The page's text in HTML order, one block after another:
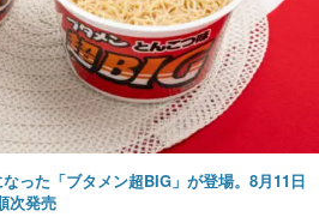
った「ブタメン超BIG」が登場。8月11日
次発売